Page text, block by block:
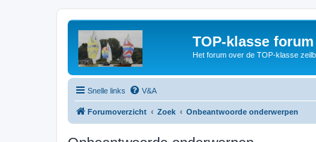
TOP-klasse forum
Het forum over de TOP-klasse
Snelle links V&A
Forumoverzicht Zoek Onbeantwoorde onderwerpen